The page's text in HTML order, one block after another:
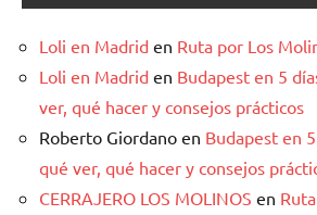
Loli en Madrid en Ruta por Los
Loli en Madrid en Budapest en 5
ver, qué hacer y consejos prácticos
Roberto Giordano en Budapest en
qué ver, qué hacer y consejos
CERRAJERO LOS MOLINOS en